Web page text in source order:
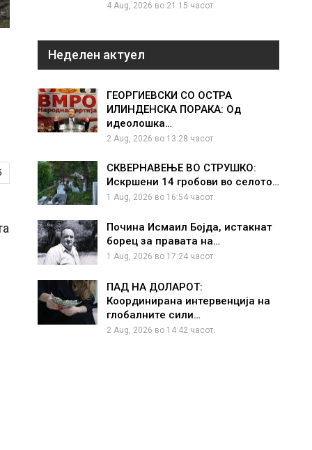
4 Aug, 2026 во 21:15 часот.
Неделен актуел
ГЕОРГИЕВСКИ СО ОСТРА
ИЛИНДЕНСКА ПОРАКА: Од
идеолошка…
2 Aug, 2026 во 13:28 часот.
СКВЕРНАВЕЊЕ ВО СТРУШКО:
Искршени 14 гробови во селото…
1 Aug, 2026 во 16:54 часот.
Почина Исмаил Бојда, истакнат
борец за правата на…
1 Aug, 2026 во 17:24 часот.
ПАД НА ДОЛАРОТ:
Координирана интервенција на
глобалните сили…
2 Aug, 2026 во 14:42 часот.